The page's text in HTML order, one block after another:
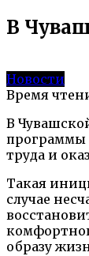
В
Новости
Время
В
программы
труда и
Такая
случае
образу